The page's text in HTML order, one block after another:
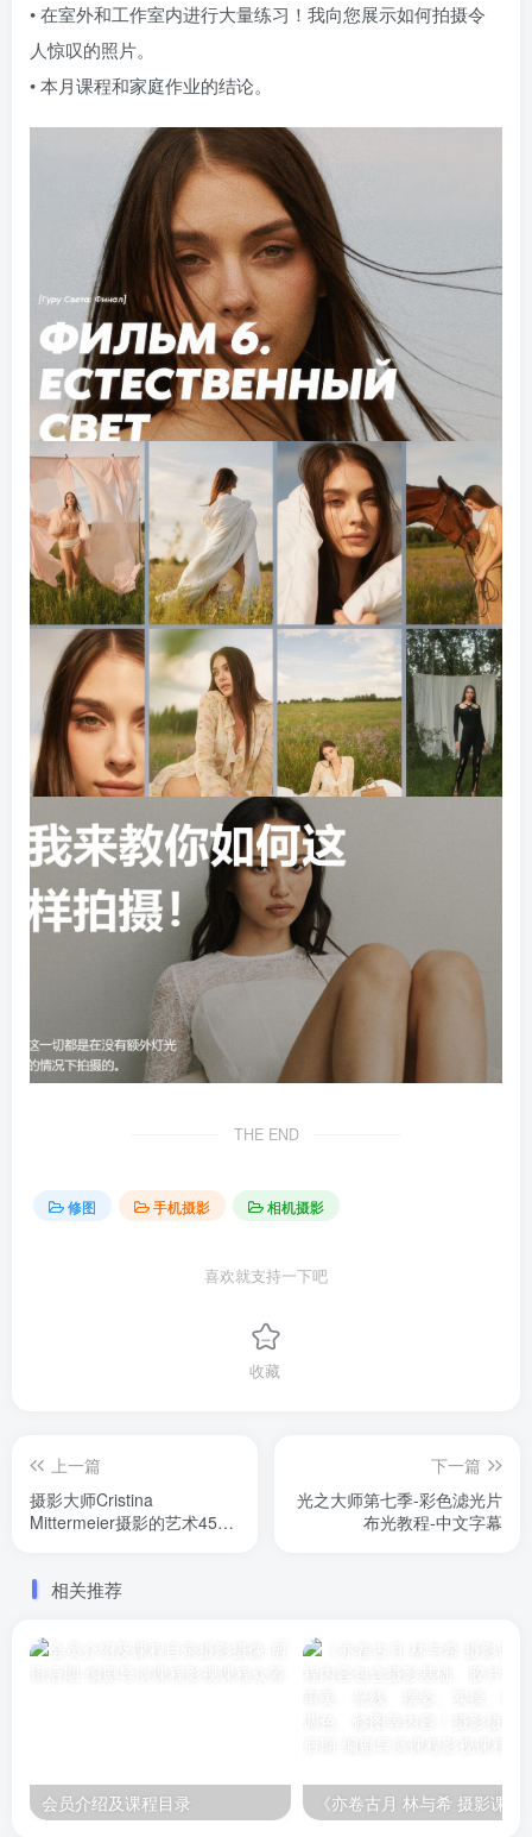
• 在室外和工作室内进行大量练习！我向您展示如何拍摄令
人惊叹的照片。
• 本月课程和家庭作业的结论。
THE END
修图 手机摄影 相机摄影
喜欢就支持一下吧
收藏
上一篇
摄影大师Cristina
Mittermeier摄影的艺术45课
下一篇
光之大师第七季-彩色滤光片
布光教程-中文字幕
相关推荐
会员介绍及课程目录